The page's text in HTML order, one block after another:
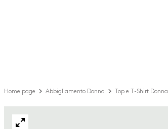
Home page Abbigliamento Donna Top e T-Shirt Donna